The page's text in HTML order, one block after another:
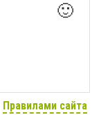
🙂
Правилами сайта